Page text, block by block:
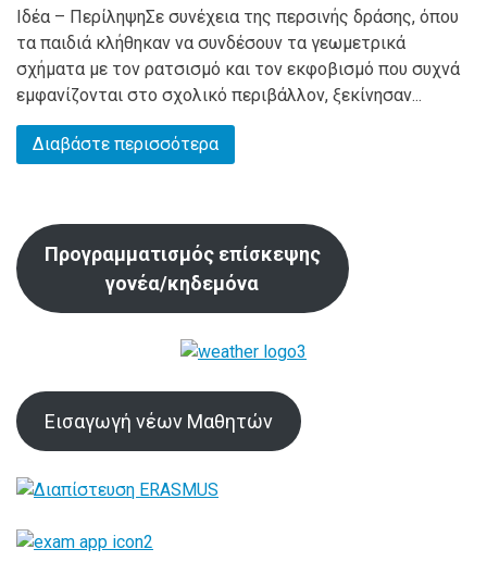
Ιδέα – ΠερίληψηΣε συνέχεια της περσινής δράσης, όπου
τα παιδιά κλήθηκαν να συνδέσουν τα γεωμετρικά
σχήματα με τον ρατσισμό και τον εκφοβισμό που συχνά
εμφανίζονται στο σχολικό περιβάλλον, ξεκίνησαν...
Διαβάστε περισσότερα
Προγραμματισμός επίσκεψης
γονέα/κηδεμόνα
Εισαγωγή νέων Μαθητών